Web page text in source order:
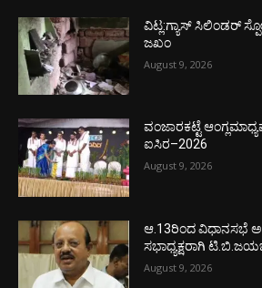
ವಿಟ್ಲ:ಗ್ಯಾಸ್ ಸಿಲಿಂಡರ್
ಜಖಂ
August 9, 2026
ವಂಜಾರಕಟ್ಟೆ
ಐಸಿರ–2026
August 9, 2026
ಆ.13ರಿಂದ ವಿಧಾನಸಭೆ
ಸಭಾಧ್ಯಕ್ಷರಾಗಿ
August 9, 2026